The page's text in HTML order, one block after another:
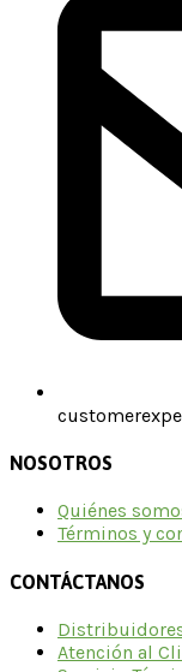
NOSOTROS
Quiénes
Términos y
CONTÁCTANOS
Atención al